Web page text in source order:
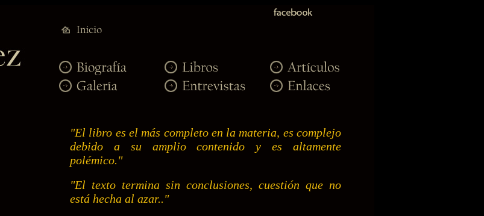
"El libro es el más completo en la materia, es complejo
debido a su amplio contenido y es altamente
polémico."
"El texto termina sin conclusiones, cuestión que no
está hecha al azar.."